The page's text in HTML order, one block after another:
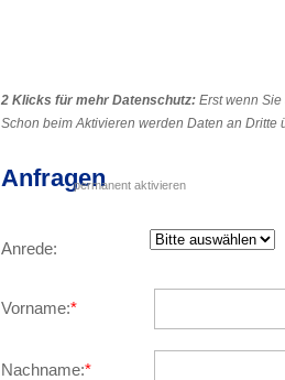
permanent aktivieren
2 Klicks für mehr Datenschutz: Erst wenn
Schon beim Aktivieren werden Daten an
Anfragen
Anrede:
Vorname:*
Nachname:*